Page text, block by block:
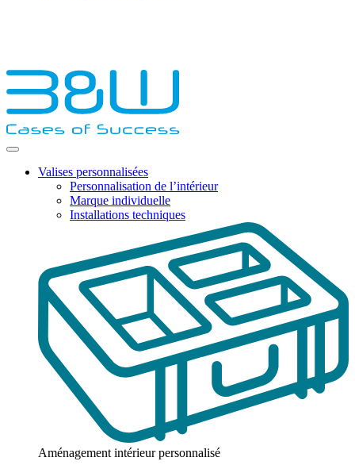
Valises personnalisées
Personnalisation de l’intérieur
Marque individuelle
Installations techniques
Aménagement intérieur personnalisé